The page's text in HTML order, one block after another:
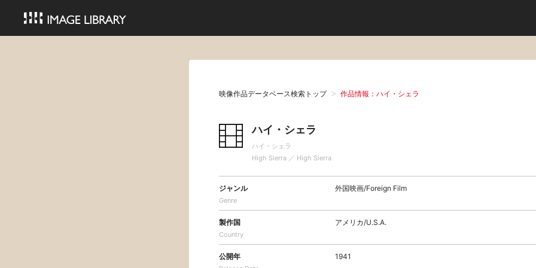
映像作品データベース検索トップ 作品情報：ハイ・シェラ
ハイ・シェラ
ハイ・シェラ
High Sierra ／ High Sierra
ジャンル
Genre
外国映画/Foreign Film
製作国
Country
アメリカ/U.S.A.
公開年 1941